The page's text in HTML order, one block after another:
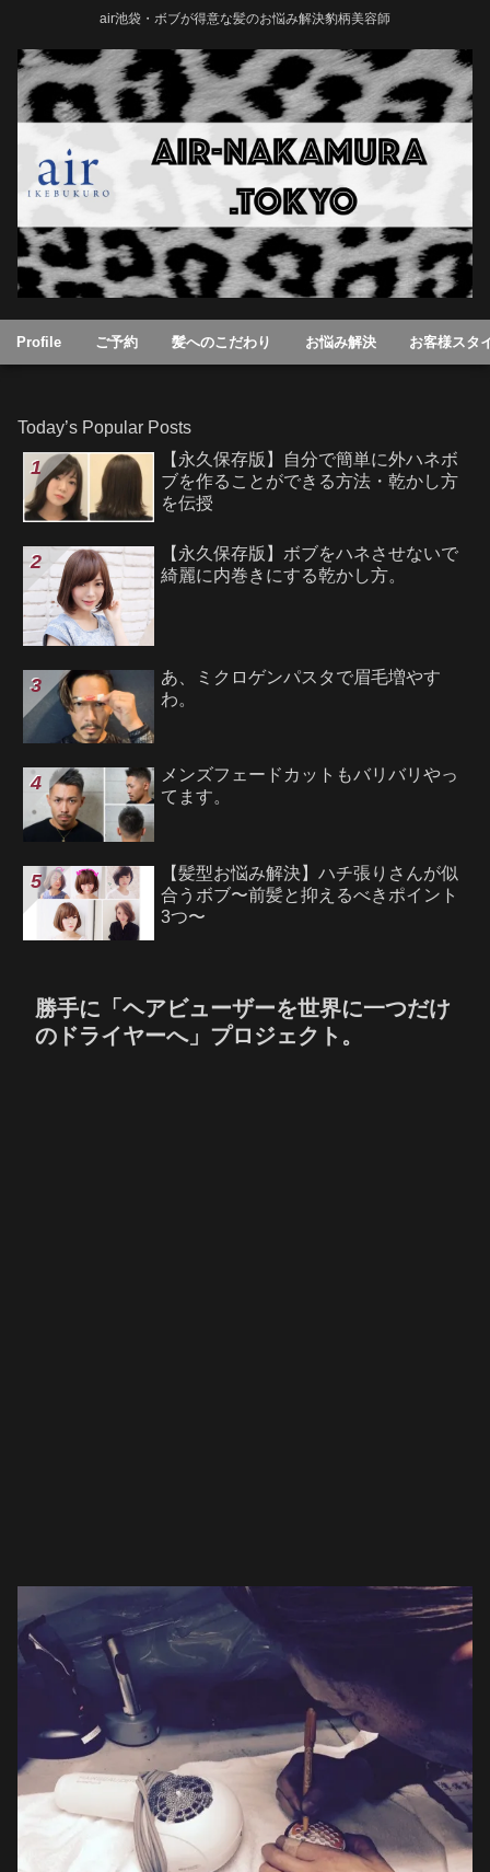
air池袋・ボブが得意な髪のお悩み解決豹柄美容師
Profile ご予約 髪へのこだわり お悩み解決 お客様スタ
Today’s Popular Posts
【永久保存版】自分で簡単に外ハネボ
ブを作ることができる方法・乾かし方
を伝授
【永久保存版】ボブをハネさせないで
綺麗に内巻きにする乾かし方。
あ、ミクロゲンパスタで眉毛増やす
わ。
メンズフェードカットもバリバリやっ
てます。
【髪型お悩み解決】ハチ張りさんが似
合うボブ〜前髪と抑えるべきポイント
3つ〜
勝手に「ヘアビューザーを世界に一つだけ
のドライヤーへ」プロジェクト。